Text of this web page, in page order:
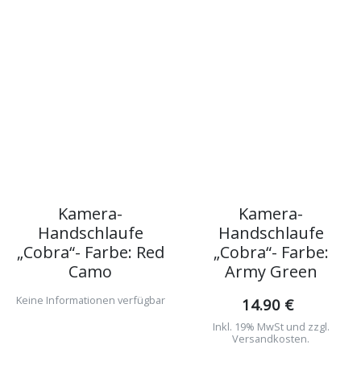
Kamera-
Handschlaufe
„Cobra“- Farbe: Red
Camo
Keine Informationen verfügbar
Kamera-
Handschlaufe
„Cobra“- Farbe:
Army Green
14.90 €
Inkl. 19% MwSt und zzgl.
Versandkosten.